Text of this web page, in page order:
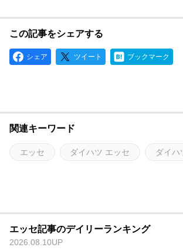
この記事をシェアする
シェア ツイート ブックマーク
関連キーワード
エッセ ダイハツ エッセ ダイハ
エッセ記事のデイリーランキング
2026.08.10UP